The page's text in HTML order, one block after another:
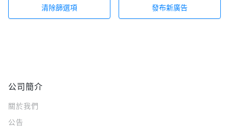
清除篩選項 發布新廣告
公司簡介
關於我們
公告